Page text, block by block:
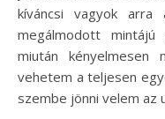
kíváncsi vagyok
megálmodott
miután
vehetem a teljesen
szembe jönni velem az